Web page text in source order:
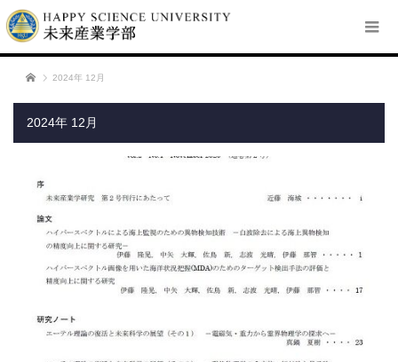
ホーム 2024年 12月
2024年 12月